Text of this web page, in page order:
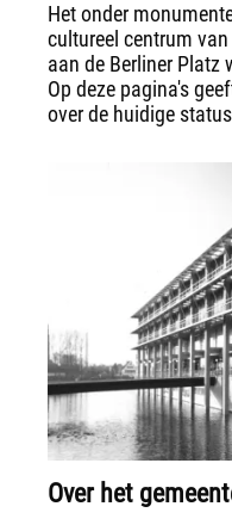
Het onder
cultureel centrum
aan de Berliner Platz
Op deze pagina's
over de huidige
Over het